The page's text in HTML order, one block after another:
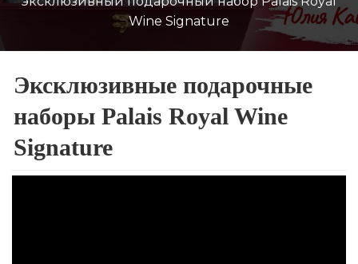
Wine Signature
Эксклюзивные подарочные
наборы Palais Royal Wine
Signature